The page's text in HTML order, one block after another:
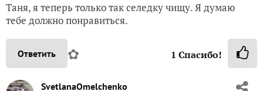
Таня, я теперь только так селедку чищу. Я думаю
тебе должно понравиться.
Ответить ✿ 1 Спасибо!
SvetlanaOmelchenko